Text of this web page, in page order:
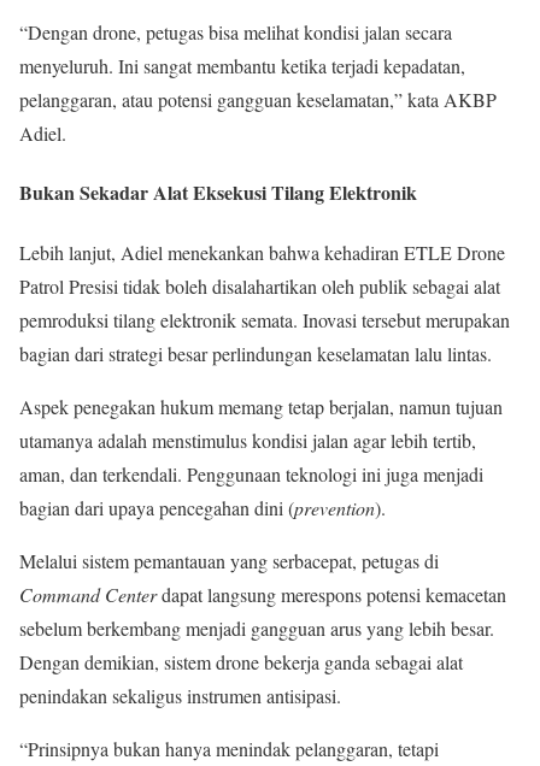
“Dengan drone, petugas bisa melihat kondisi jalan secara
menyeluruh. Ini sangat membantu ketika terjadi kepadatan,
pelanggaran, atau potensi gangguan keselamatan,” kata AKBP
Adiel.
Bukan Sekadar Alat Eksekusi Tilang Elektronik
Lebih lanjut, Adiel menekankan bahwa kehadiran ETLE Drone
Patrol Presisi tidak boleh disalahartikan oleh publik sebagai alat
pemroduksi tilang elektronik semata. Inovasi tersebut merupakan
bagian dari strategi besar perlindungan keselamatan lalu lintas.
Aspek penegakan hukum memang tetap berjalan, namun tujuan
utamanya adalah menstimulus kondisi jalan agar lebih tertib,
aman, dan terkendali. Penggunaan teknologi ini juga menjadi
bagian dari upaya pencegahan dini (prevention).
Melalui sistem pemantauan yang serbacepat, petugas di
Command Centerdapat langsung merespons potensi kemacetan
sebelum berkembang menjadi gangguan arus yang lebih besar.
Dengan demikian, sistem drone bekerja ganda sebagai alat
penindakan sekaligus instrumen antisipasi.
“Prinsipnya bukan hanya menindak pelanggaran, tetapi